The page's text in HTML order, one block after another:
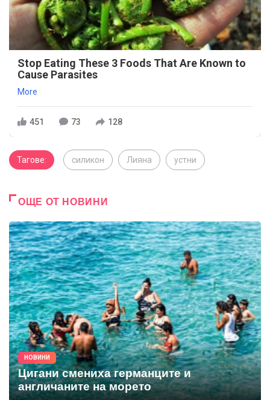
Stop Eating These 3 Foods That Are Known to
Cause Parasites
More
451 73 128
Тагове: силикон Лияна устни
ОЩЕ ОТ НОВИНИ
НОВИНИ
Цигани смениха германците и
англичаните на морето